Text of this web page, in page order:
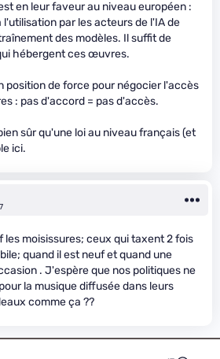
en leur faveur au niveau européen :
par les acteurs de l'IA de
des modèles. Il suffit de
hébergent ces œuvres.
position de force pour négocier l'accès
: pas d'accord = pas d'accès.
sûr qu'une loi au niveau français (et
ici.
les moisissures; ceux qui taxent 2 fois
quand il est neuf et quand une
. J'espère que nos politiques ne
la musique diffusée dans leurs
comme ça ??